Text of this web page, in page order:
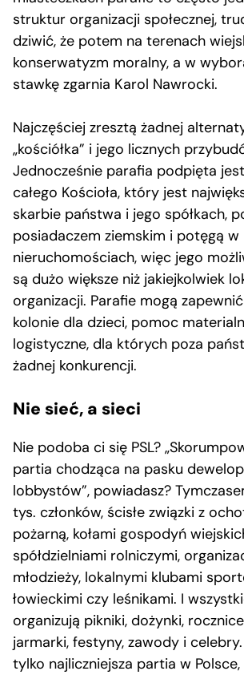
struktur organizacji społecznej,
dziwić, że potem na terenach
konserwatyzm moralny, a w
stawkę zgarnia Karol Nawrocki.
Najczęściej zresztą żadnej
„kościółka” i jego licznych
Jednocześnie parafia podpięta
całego Kościoła, który jest
skarbie państwa i jego spółkach,
posiadaczem ziemskim i potęgą w
nieruchomościach, więc jego
są dużo większe niż jakiejkolwiek
organizacji. Parafie mogą
kolonie dla dzieci, pomoc
logistyczne, dla których poza
żadnej konkurencji.
Nie sieć, a sieci
Nie podoba ci się PSL?
partia chodząca na pasku
lobbystów”, powiadasz?
tys. członków, ścisłe związki z
pożarną, kołami gospodyń
spółdzielniami rolniczymi,
młodzieży, lokalnymi klubami
łowieckimi czy leśnikami. I
organizują pikniki, dożynki,
jarmarki, festyny, zawody i
tylko najliczniejsza partia w